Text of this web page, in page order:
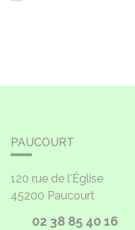
PAUCOURT
120 rue de l'Église
45200 Paucourt
02 38 85 40 16